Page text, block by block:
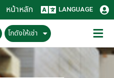
หน้าหลัก LANGUAGE
โกดังให้เช่า